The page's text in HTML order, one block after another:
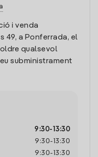
i venda
49, a Ponferrada, el
qualsevol
subministrament
9:30- 13:30
9:30- 13:30
9:30- 13:30